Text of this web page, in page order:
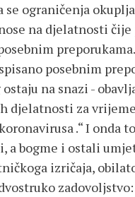
se ograničenja
na djelatnosti čije
posebnim
na snazi -
djelatnosti za
.“ I onda
a bogme i ostali
izričaja,